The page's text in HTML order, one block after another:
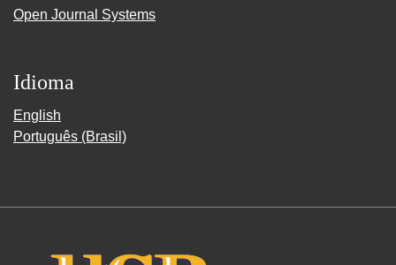
Open Journal Systems
Idioma
English
Português (Brasil)